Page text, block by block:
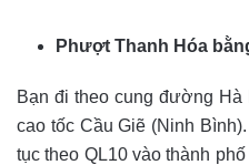
Phượt Thanh Hóa
Bạn đi theo cung đường
cao tốc Cầu Giẽ (Ninh
tục theo QL10 vào thành